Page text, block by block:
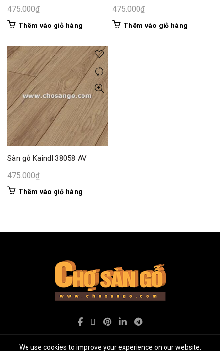
475.000₫
Thêm vào giỏ hàng
475.000₫
Thêm vào giỏ hàng
Sàn gỗ Kaindl 38058 AV
475.000₫
Thêm vào giỏ hàng
We use cookies to improve your experience on our website.